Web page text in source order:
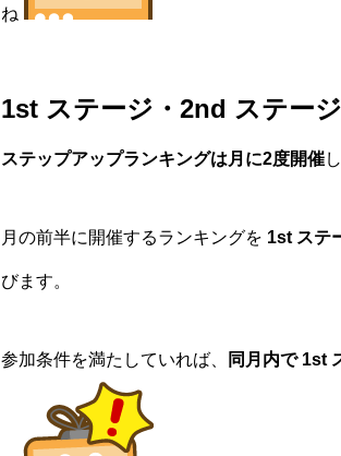
ね
1st ステージ・2nd ステージ
ステップアップランキングは月に2度開催
月の前半に開催するランキングを 1st ステ
びます。
参加条件を満たしていれば、 同月内で 1st